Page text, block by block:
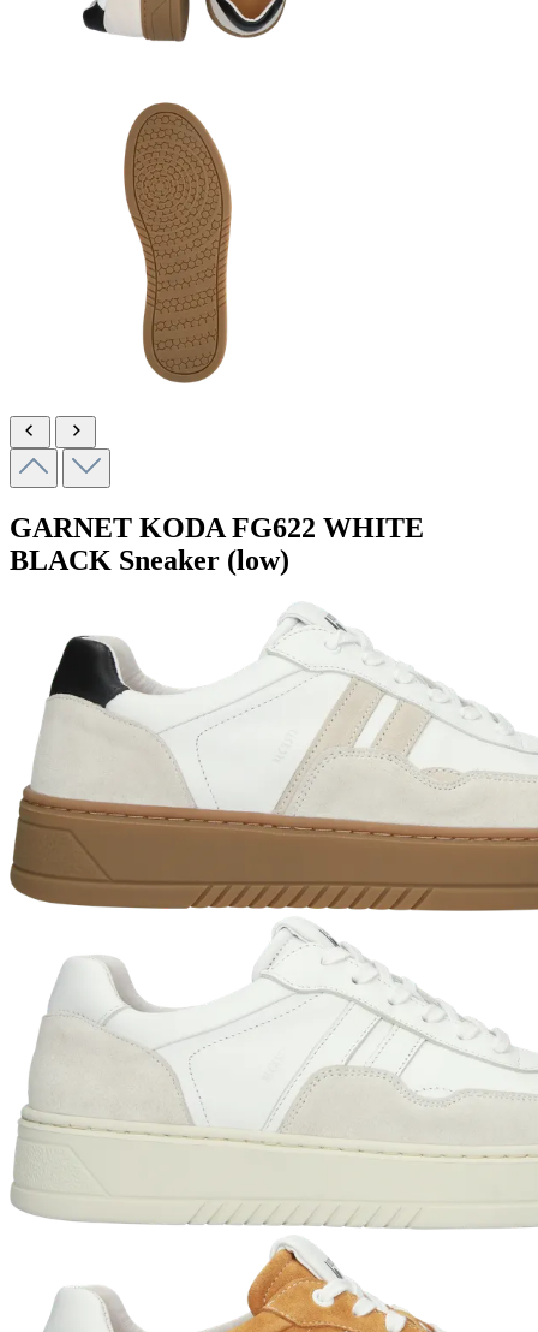
GARNET KODA FG622 WHITE
BLACK Sneaker (low)